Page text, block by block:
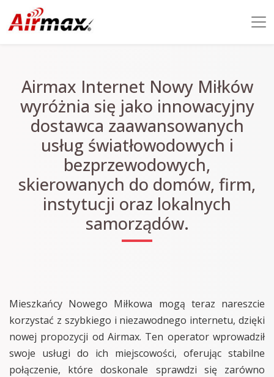
Airmax Internet Nowy Miłków
wyróżnia się jako innowacyjny
dostawca zaawansowanych
usług światłowodowych i
bezprzewodowych,
skierowanych do domów, firm,
instytucji oraz lokalnych
samorządów.
Mieszkańcy Nowego Miłkowa mogą teraz nareszcie
korzystać z szybkiego i niezawodnego internetu, dzięki
nowej propozycji od Airmax. Ten operator wprowadził
swoje usługi do ich miejscowości, oferując stabilne
połączenie, które doskonale sprawdzi się zarówno